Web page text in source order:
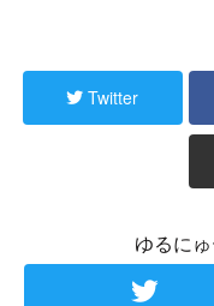
Twitter
ゆるに